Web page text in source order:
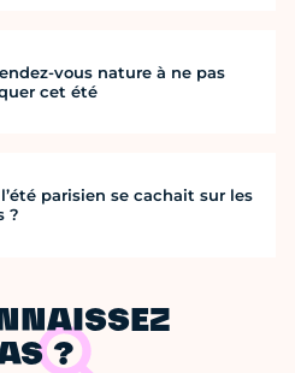
vous nature à ne pas
cet été
parisien se cachait sur les
?
?